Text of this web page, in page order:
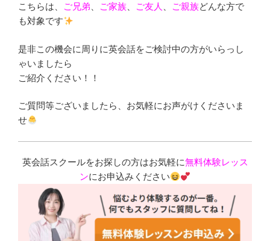
こちらは、
ご兄弟 ご家族 ご友人 ご親族どんな方で
も対象です
是非この機会に周りに英会話をご検討中の方がいらっし
ゃいましたら
ご紹介ください！！
ご質問等ございましたら、お気軽にお声がけくださいま
せ
英会話スクールをお探しの方はお気軽に無料体験レッス
ンにお申込みください